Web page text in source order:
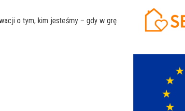
o tym, kim jesteśmy – gdy w grę